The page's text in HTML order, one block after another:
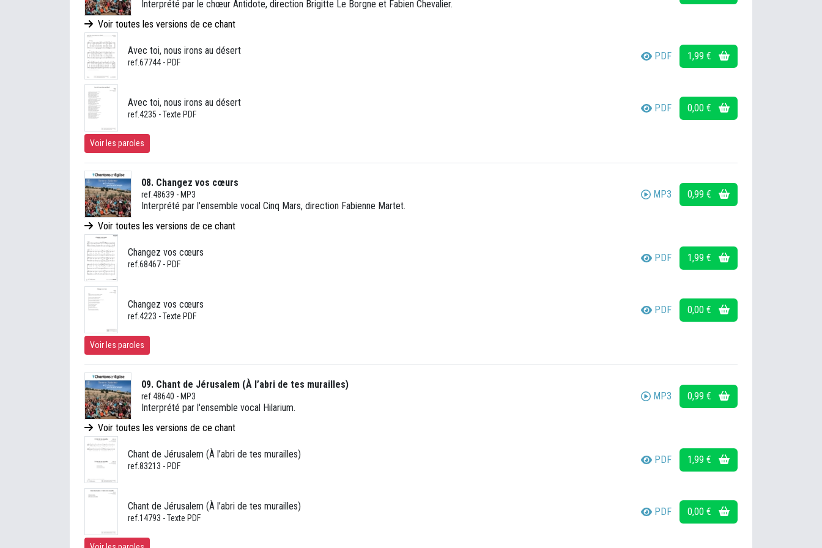
Interprété par le chœur Antidote, direction Brigitte Le Borgne et Fabien Chevalier.
Voir toutes les versions de ce chant
Avec toi, nous irons au désert
ref.67744 - PDF
PDF 1,99 €
Avec toi, nous irons au désert
ref.4235 - Texte PDF
PDF 0,00 €
Voir les paroles
08. Changez vos cœurs
ref.48639 - MP3
Interprété par l'ensemble vocal Cinq Mars, direction Fabienne Martet.
MP3 0,99 €
Voir toutes les versions de ce chant
Changez vos cœurs
ref.68467 - PDF
PDF 1,99 €
Changez vos cœurs
ref.4223 - Texte PDF
PDF 0,00 €
Voir les paroles
09. Chant de Jérusalem (À l’abri de tes murailles)
ref.48640 - MP3
Interprété par l'ensemble vocal Hilarium.
MP3 0,99 €
Voir toutes les versions de ce chant
Chant de Jérusalem (À l’abri de tes murailles)
ref.83213 - PDF
PDF 1,99 €
Chant de Jérusalem (À l’abri de tes murailles)
ref.14793 - Texte PDF
PDF 0,00 €